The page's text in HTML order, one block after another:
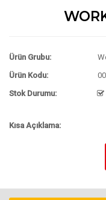
Ürün Grubu:
Ürün Kodu:
Stok Durumu:
Kısa Açıklama: